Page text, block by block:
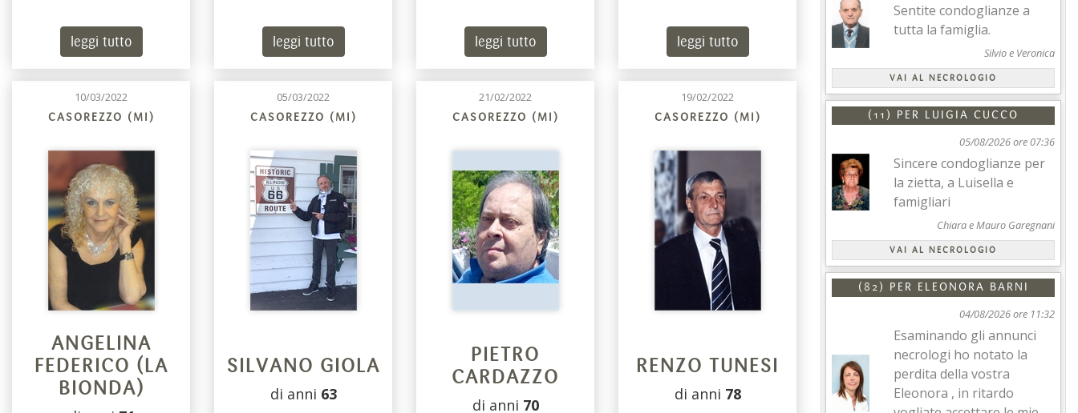
leggi tutto leggi tutto leggi tutto leggi tutto
10/03/2022
CASOREZZO (MI)
ANGELINA
FEDERICO (LA
BIONDA)
05/03/2022
CASOREZZO (MI)
SILVANO GIOLA
di anni 63
21/02/2022
CASOREZZO (MI)
PIETRO
CARDAZZO
di anni 70
19/02/2022
CASOREZZO (MI)
RENZO TUNESI
di anni 78
Sentite condoglianze a
tutta la famiglia.
Silvio e Veronica
VAI AL NECROLOGIO
(11) PER LUIGIA CUCCO
05/08/2026 ore 07:36
Sincere condoglianze per
la zietta, a Luisella e
famigliari
Chiara e Mauro Garegnani
VAI AL NECROLOGIO
(82) PER ELEONORA BARNI
04/08/2026 ore 11:32
Esaminando gli annunci
necrologi ho notato la
perdita della vostra
Eleonora , in ritardo